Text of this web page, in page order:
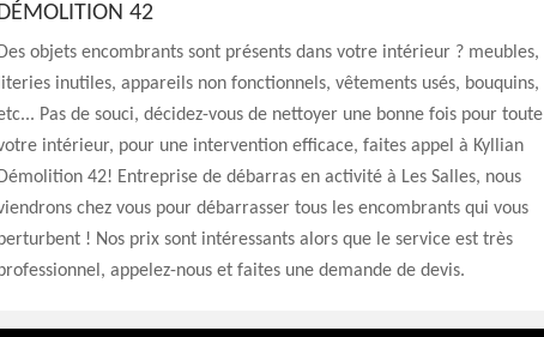
42
Des objets encombrants sont présents dans votre intérieur ? meubles,
literies inutiles, appareils non fonctionnels, vêtements usés, bouquins,
Pas de souci, décidez-vous de nettoyer une bonne fois pour toute
intérieur, pour une intervention efficace, faites appel à Kyllian
Démolition 42! Entreprise de débarras en activité à Les Salles, nous
chez vous pour débarrasser tous les encombrants qui vous
! Nos prix sont intéressants alors que le service est très
appelez-nous et faites une demande de devis.